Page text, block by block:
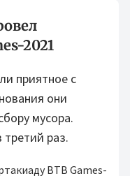
2021⁣⁣⠀
приятное с
они
мусора.
раз.